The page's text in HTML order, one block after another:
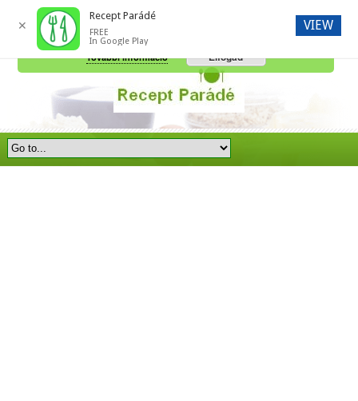
A honlap további használatához a sütik használatát el kell fogadni.
További információ
Elfogad
✕
Recept Parádé
FREE
In Google Play
VIEW